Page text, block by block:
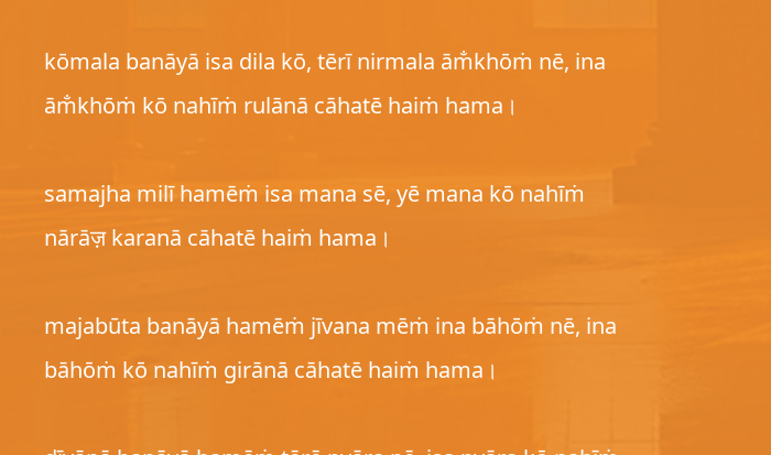
kōmala banāyā isa dila kō, tērī nirmala ām̐khōṁ nē, ina
ām̐khōṁ kō nahīṁ rulānā cāhatē haiṁ hama।
samajha milī hamēṁ isa mana sē, yē mana kō nahīṁ
nārāज़ karanā cāhatē haiṁ hama।
majabūta banāyā hamēṁ jīvana mēṁ ina bāhōṁ nē, ina
bāhōṁ kō nahīṁ girānā cāhatē haiṁ hama।